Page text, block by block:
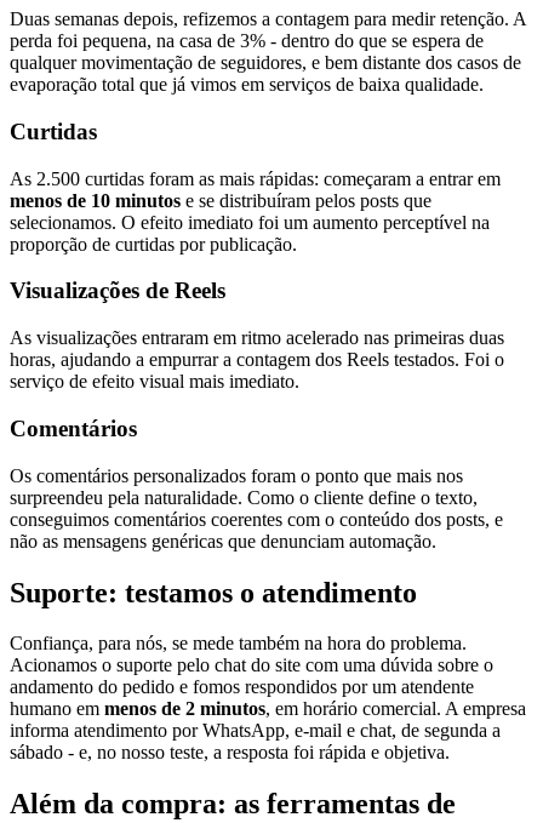
Duas semanas depois, refizemos a contagem para medir retenção. A
perda foi pequena, na casa de 3% - dentro do que se espera de
qualquer movimentação de seguidores, e bem distante dos casos de
evaporação total que já vimos em serviços de baixa qualidade.
Curtidas
As 2.500 curtidas foram as mais rápidas: começaram a entrar em
menos de 10 minutos e se distribuíram pelos posts que
selecionamos. O efeito imediato foi um aumento perceptível na
proporção de curtidas por publicação.
Visualizações de Reels
As visualizações entraram em ritmo acelerado nas primeiras duas
horas, ajudando a empurrar a contagem dos Reels testados. Foi o
serviço de efeito visual mais imediato.
Comentários
Os comentários personalizados foram o ponto que mais nos
surpreendeu pela naturalidade. Como o cliente define o texto,
conseguimos comentários coerentes com o conteúdo dos posts, e
não as mensagens genéricas que denunciam automação.
Suporte: testamos o atendimento
Confiança, para nós, se mede também na hora do problema.
Acionamos o suporte pelo chat do site com uma dúvida sobre o
andamento do pedido e fomos respondidos por um atendente
humano em menos de 2 minutos, em horário comercial. A empresa
informa atendimento por WhatsApp, e-mail e chat, de segunda a
sábado - e, no nosso teste, a resposta foi rápida e objetiva.
Além da compra: as ferramentas de